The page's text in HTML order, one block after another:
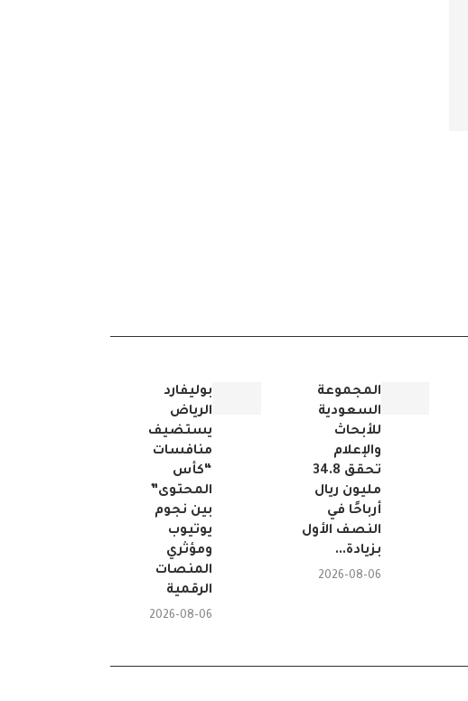
المجموعة
السعودية
للأبحاث
والإعلام
تحقق 34.8
مليون ريال
أرباحًا في
النصف الأول
بزيادة...
2026-08-06
بوليفارد
الرياض
يستضيف
منافسات
“كأس
المحتوى”
بين نجوم
يوتيوب
ومؤثري
المنصات
الرقمية
2026-08-06